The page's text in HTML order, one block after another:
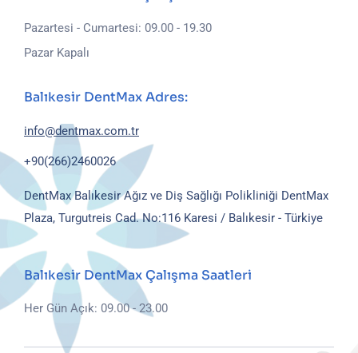
Pazartesi - Cumartesi: 09.00 - 19.30
Pazar Kapalı
Balıkesir DentMax Adres:
DentMax Balıkesir Ağız ve Diş Sağlığı Polikliniği DentMax
Plaza, Turgutreis Cad. No:116 Karesi / Balıkesir - Türkiye
+90(266)2460026
info@dentmax.com.tr
Balıkesir DentMax Çalışma Saatleri
Her Gün Açık: 09.00 - 23.00